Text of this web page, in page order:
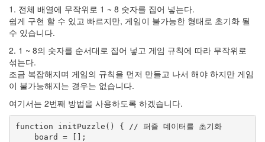
1. 전체 배열에 무작위로 1 ~ 8 숫자를 집어 넣는다.
쉽게 구현 할 수 있고 빠르지만, 게임이 불가능한 형태로 초기화 될
수 있습니다.
2. 1 ~ 8의 숫자를 순서대로 집어 넣고 게임 규칙에 따라 무작위로
섞는다.
조금 복잡해지며 게임의 규칙을 먼저 만들고 나서 해야 하지만 게임
이 불가능해지는 경우는 없습니다.
여기서는 2번째 방법을 사용하도록 하겠습니다.
function initPuzzle() { // 퍼즐 데이터를 초기화
    board = [];